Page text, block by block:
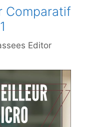
Comparatif
Editor